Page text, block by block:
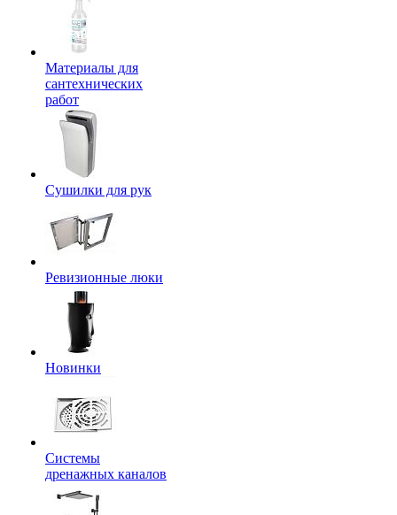
Материалы для
сантехнических
работ
Сушилки для рук
Ревизионные люки
Новинки
Системы
дренажных каналов